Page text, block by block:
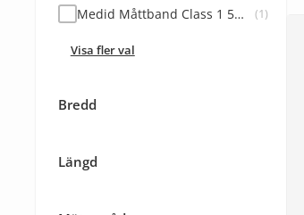
Medid Måttband Class 1 5mx19mm (1)
Visa fler val
Bredd
Längd